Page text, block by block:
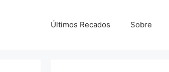
Últimos Recados Sobre